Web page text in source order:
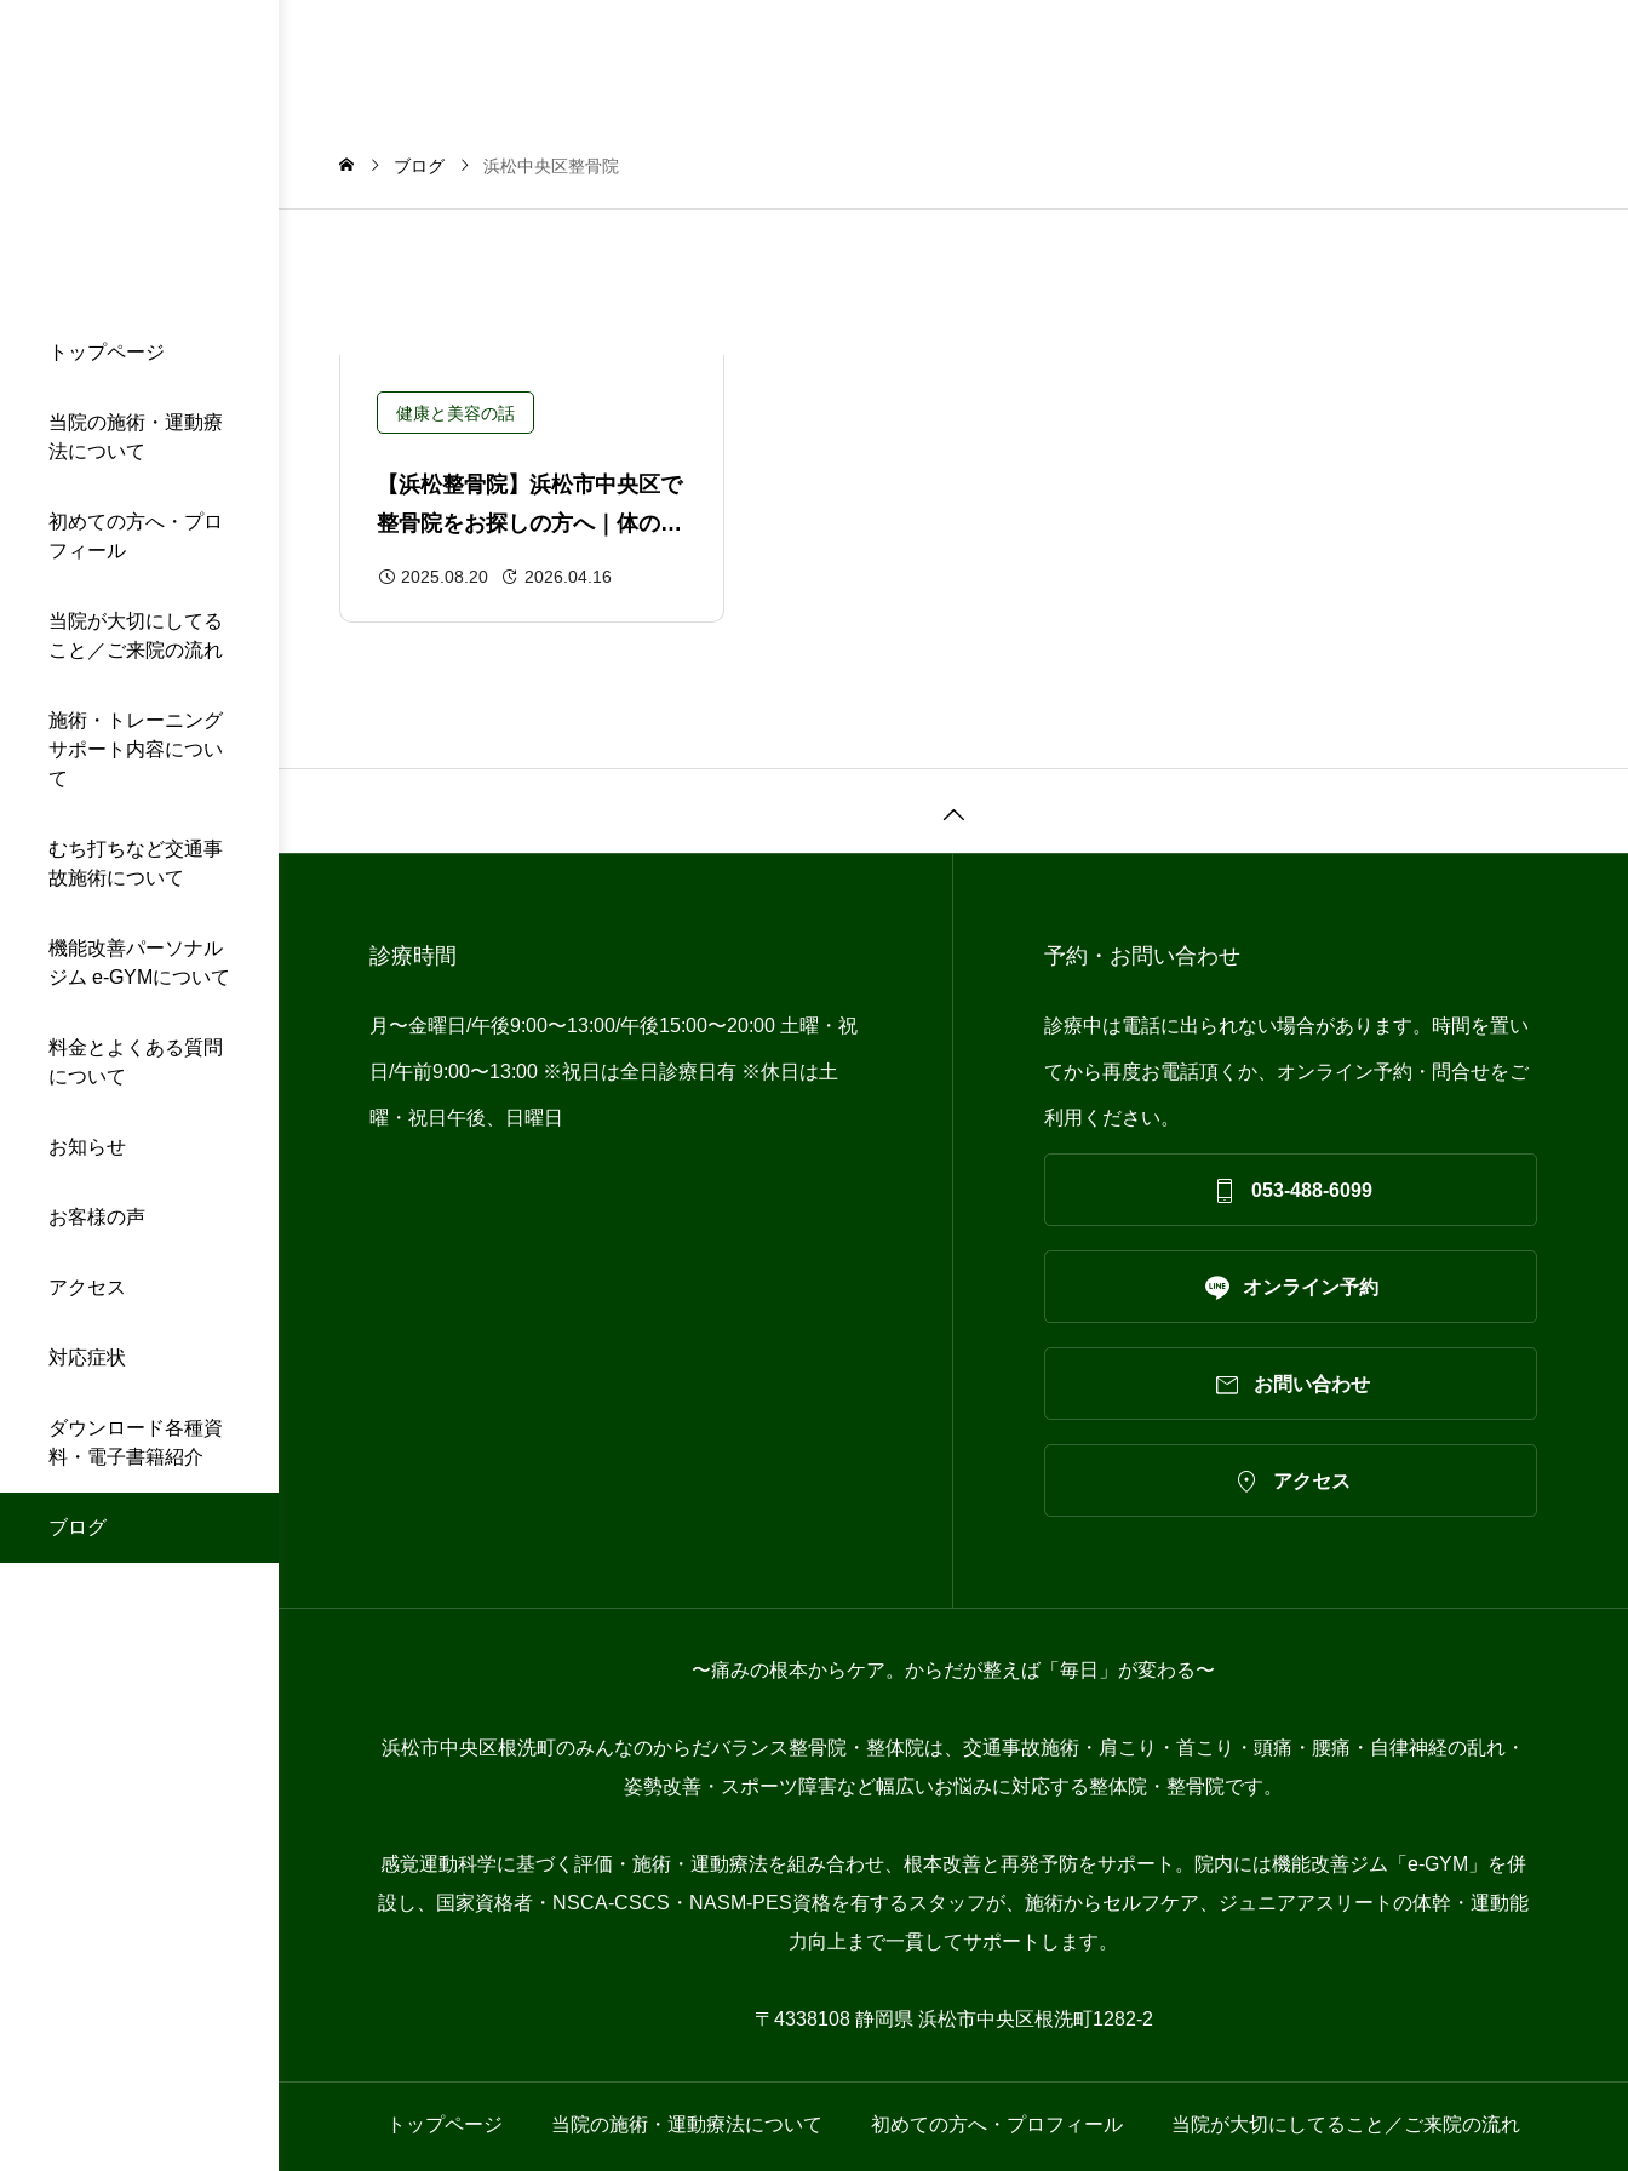
トップページ
当院の施術・運動療
法について
初めての方へ・プロ
フィール
当院が大切にしてる
こと／ご来院の流れ
施術・トレーニング
サポート内容につい
て
むち打ちなど交通事
故施術について
機能改善パーソナル
ジム e-GYMについて
料金とよくある質問
について
お知らせ
お客様の声
アクセス
対応症状
ダウンロード各種資
料・電子書籍紹介
ブログ
ブログ 浜松中央区整骨院
健康と美容の話
【浜松整骨院】浜松市中央区で
整骨院をお探しの方へ｜体の痛
2025.08.20 2026.04.16
診療時間
月〜金曜日/午後9:00〜13:00/午後15:00〜20:00 土曜・祝
日/午前9:00〜13:00 ※祝日は全日診療日有 ※休日は土
曜・祝日午後、日曜日
予約・お問い合わせ
診療中は電話に出られない場合があります。時間を置い
てから再度お電話頂くか、オンライン予約・問合せをご
利用ください。
 053-488-6099
 オンライン予約
 お問い合わせ
 アクセス
〜痛みの根本からケア。からだが整えば「毎日」が変わる〜
浜松市中央区根洗町のみんなのからだバランス整骨院・整体院は、交通事故施術・肩こり・首こり・頭痛・腰痛・自律神経の乱れ・
姿勢改善・スポーツ障害など幅広いお悩みに対応する整体院・整骨院です。
感覚運動科学に基づく評価・施術・運動療法を組み合わせ、根本改善と再発予防をサポート。院内には機能改善ジム「e-GYM」を併
設し、国家資格者・NSCA-CSCS・NASM-PES資格を有するスタッフが、施術からセルフケア、ジュニアアスリートの体幹・運動能
力向上まで一貫してサポートします。
〒4338108 静岡県 浜松市中央区根洗町1282-2
トップページ 当院の施術・運動療法について 初めての方へ・プロフィール 当院が大切にしてること／ご来院の流れ